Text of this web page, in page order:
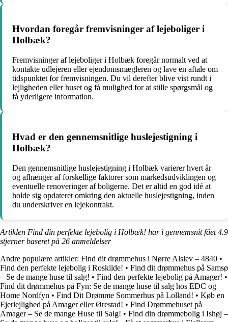
Hvordan foregår fremvisninger af lejeboliger i
Holbæk?
Fremvisninger af lejeboliger i Holbæk foregår normalt ved at
kontakte udlejeren eller ejendomsmægleren og lave en aftale om
tidspunktet for fremvisningen. Du vil derefter blive vist rundt i
lejligheden eller huset og få mulighed for at stille spørgsmål og
få yderligere information.
Hvad er den gennemsnitlige huslejestigning i
Holbæk?
Den gennemsnitlige huslejestigning i Holbæk varierer hvert år
og afhænger af forskellige faktorer som markedsudviklingen og
eventuelle renoveringer af boligerne. Det er altid en god idé at
holde sig opdateret omkring den aktuelle huslejestigning, inden
du underskriver en lejekontrakt.
Artiklen Find din perfekte lejebolig i Holbæk! har i gennemsnit fået4.9
stjerner baseret på 26 anmeldelser
Andre populære artikler: Find dit drømmehus i Nørre Alslev – 4840 •
Find den perfekte lejebolig i Roskilde! • Find dit drømmehus på Samsø
– Se de mange huse til salg! • Find den perfekte lejebolig på Amager! •
Find dit drømmehus på Fyn: Se de mange huse til salg hos EDC og
Home Nordfyn • Find Dit Drømme Sommerhus på Lolland! • Køb en
Ejerlejlighed på Amager eller Ørestad! • Find Drømmehuset på
Amager – Se de mange Huse til Salg! • Find din drømmebolig i Ishøj –